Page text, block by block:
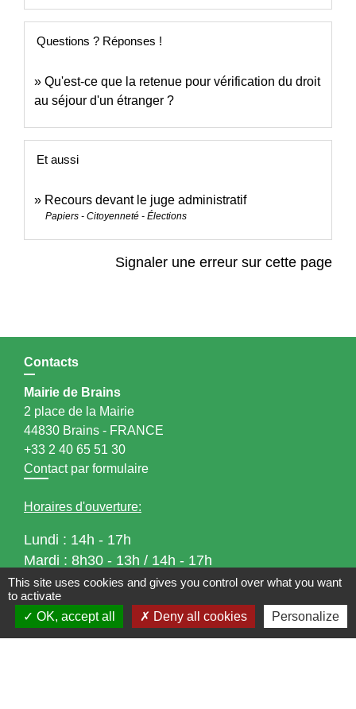
Questions ? Réponses !
Qu'est-ce que la retenue pour vérification du droit
au séjour d'un étranger ?
Et aussi
Recours devant le juge administratif
Papiers - Citoyenneté - Élections
Signaler une erreur sur cette page
Contacts
Mairie de Brains
2 place de la Mairie
44830 Brains - FRANCE
+33 2 40 65 51 30
Contact par formulaire
Horaires d'ouverture:
Lundi : 14h - 17h
Mardi : 8h30 - 13h / 14h - 17h
Mercredi : 8h30 - 13h
Jeudi : 8h30 - 13h
Vendredi : 8h30 - 13h / 14h - 17h
This site uses cookies and gives you control over what you want
to activate
OK, accept all
Deny all cookies Personalize